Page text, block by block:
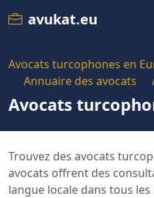
avukat.eu
Avocats turcophones en
Annuaire des avocats
Avocats
Trouvez des avocats
avocats offrent des
langue locale dans tous